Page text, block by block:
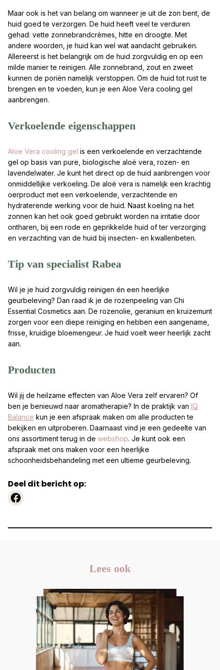
Maar ook is het van belang om wanneer je uit de zon bent, de
huid goed te verzorgen. De huid heeft veel te verduren
gehad: vette zonnebrandcrèmes, hitte en droogte. Met
andere woorden, je huid kan wel wat aandacht gebruiken.
Allereerst is het belangrijk om de huid zorgvuldig en op een
milde manier te reinigen. Alle zonnebrand, zout en zweet
kunnen de poriën namelijk verstoppen. Om de huid tot rust te
brengen en te voeden, kun je een Aloe Vera cooling gel
aanbrengen.
Verkoelende eigenschappen
Aloe Vera cooling gel is een verkoelende en verzachtende
gel op basis van pure, biologische aloë vera, rozen- en
lavendelwater. Je kunt het direct op de huid aanbrengen voor
onmiddellijke verkoeling. De aloë vera is namelijk een krachtig
oerproduct met een verkoelende, verzachtende en
hydraterende werking voor de huid. Naast koeling na het
zonnen kan het ook goed gebruikt worden na irritatie door
ontharen, bij een rode en geprikkelde huid of ter verzorging
en verzachting van de huid bij insecten- en kwallenbeten.
Tip van specialist Rabea
Wil je je huid zorgvuldig reinigen én een heerlijke
geurbeleving? Dan raad ik je de rozenpeeling van Chi
Essential Cosmetics aan. De rozenolie, geranium en kruizemunt
zorgen voor een diepe reiniging en hebben een aangename,
frisse, kruidige bloemengeur. Je huid voelt weer heerlijk zacht
aan.
Producten
Wil jij de heilzame effecten van Aloe Vera zelf ervaren? Of
ben je benieuwd naar aromatherapie? In de praktijk van IQ
Balance kun je een afspraak maken om alle producten te
bekijken en uitproberen. Daarnaast vind je een gedeelte van
ons assortiment terug in de webshop. Je kunt ook een
afspraak met ons maken voor een heerlijke
schoonheidsbehandeling met een ultieme geurbeleving.
Deel dit bericht op:
https://www.facebook.com
Lees ook